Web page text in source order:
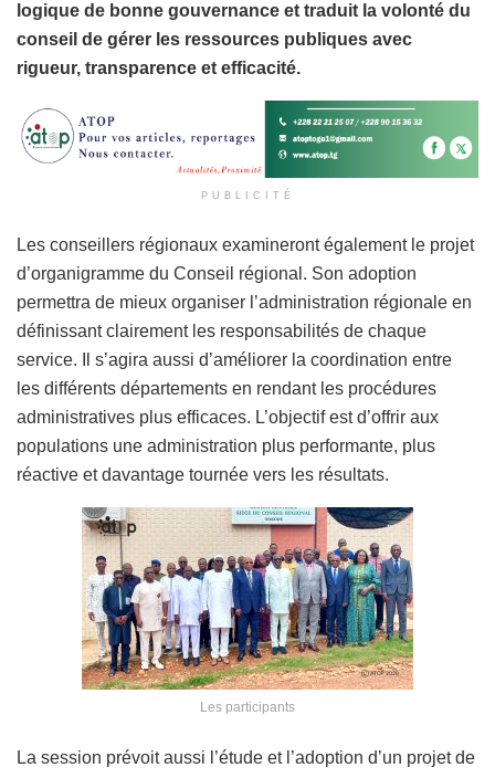
logique de bonne gouvernance et traduit la volonté du
conseil de gérer les ressources publiques avec
rigueur, transparence et efficacité.
PUBLICITÉ
Les conseillers régionaux examineront également le projet
d’organigramme du Conseil régional. Son adoption
permettra de mieux organiser l’administration régionale en
définissant clairement les responsabilités de chaque
service. Il s’agira aussi d’améliorer la coordination entre
les différents départements en rendant les procédures
administratives plus efficaces. L’objectif est d’offrir aux
populations une administration plus performante, plus
réactive et davantage tournée vers les résultats.
Les participants
La session prévoit aussi l’étude et l’adoption d’un projet de